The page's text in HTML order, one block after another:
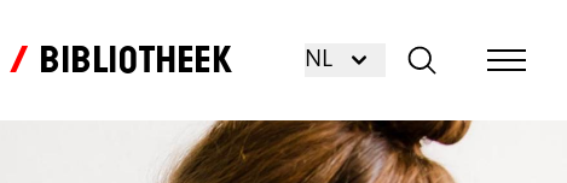
Bibliotheek NL